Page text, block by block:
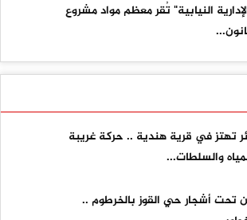
النيابية" تُقر معظم مواد مشروع
تهتز في قرية هندية .. حركة غريبة
والسلطات...
تحت أشجار حي القوز بالخرطوم ..